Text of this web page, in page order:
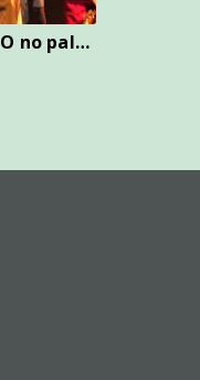
GERSON KING COMBO no palco do Musishow em 21-06-2011